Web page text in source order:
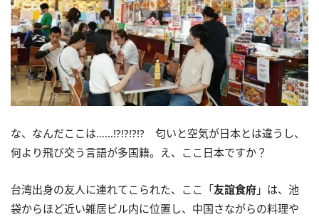
な、なんだここは……!?!?!?!? 匂いと空気が日本とは違うし、
何より飛び交う言語が多国籍。え、ここ日本ですか？
台湾出身の友人に連れてこられた、ここ「友誼食府 」は、池
袋からほど近い雑居ビル内に位置し、中国さながらの料理や